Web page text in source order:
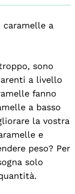
a
sono
a livello
fanno
a basso
la vostra
e
peso? Per
solo